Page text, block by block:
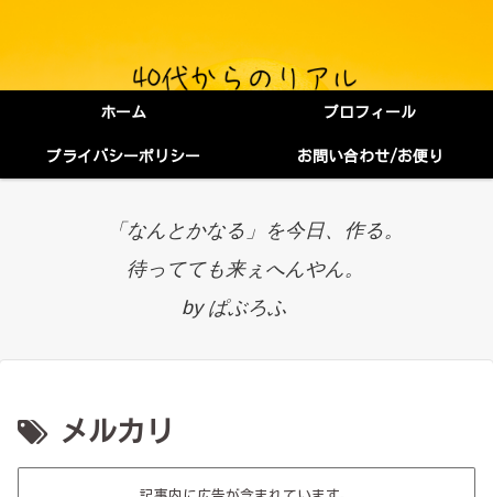
ホーム プロフィール
プライバシーポリシー お問い合わせ/お便り
「なんとかなる」を今日、作る。
待ってても来ぇへんやん。
by ぱぶろふ
メルカリ